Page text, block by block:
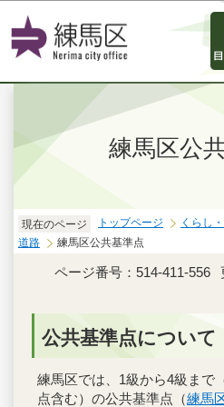
このページの
練馬区公
現在のページ トップページ くらし
道路
練馬区公共基準点
ページ番号：514-411-556
公共基準点について
練馬区では、1級から4級まで
点含む）の公共基準点（練馬